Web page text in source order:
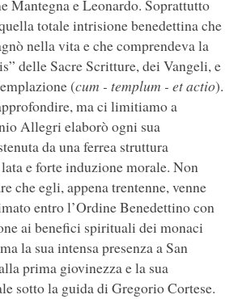
Mantegna e Leonardo. Soprattutto
totale intrisione benedettina che
nella vita e che comprendeva la
delle Sacre Scritture, dei Vangeli, e
(cum - templum - et actio).
ma ci limitiamo a
Allegri elaborò ogni sua
da una ferrea struttura
e forte induzione morale. Non
che egli, appena trentenne, venne
entro l’Ordine Benedettino con
ai benefici spirituali dei monaci
la sua intensa presenza a San
prima giovinezza e la sua
sotto la guida di Gregorio Cortese.